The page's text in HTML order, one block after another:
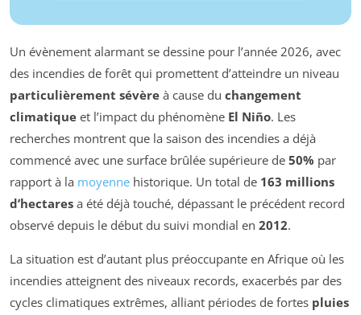
Un évènement alarmant se dessine pour l’année 2026, avec
des incendies de forêt qui promettent d’atteindre un niveau
particulièrement sévère à cause du changement
climatique et l’impact du phénomène El Niño. Les
recherches montrent que la saison des incendies a déjà
commencé avec une surface brûlée supérieure de 50% par
rapport à la moyenne historique. Un total de 163 millions
d’hectares a été déjà touché, dépassant le précédent record
observé depuis le début du suivi mondial en 2012.
La situation est d’autant plus préoccupante en Afrique où les
incendies atteignent des niveaux records, exacerbés par des
cycles climatiques extrêmes, alliant périodes de fortes pluies